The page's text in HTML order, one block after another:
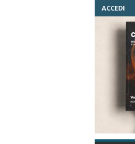
ACCEDI